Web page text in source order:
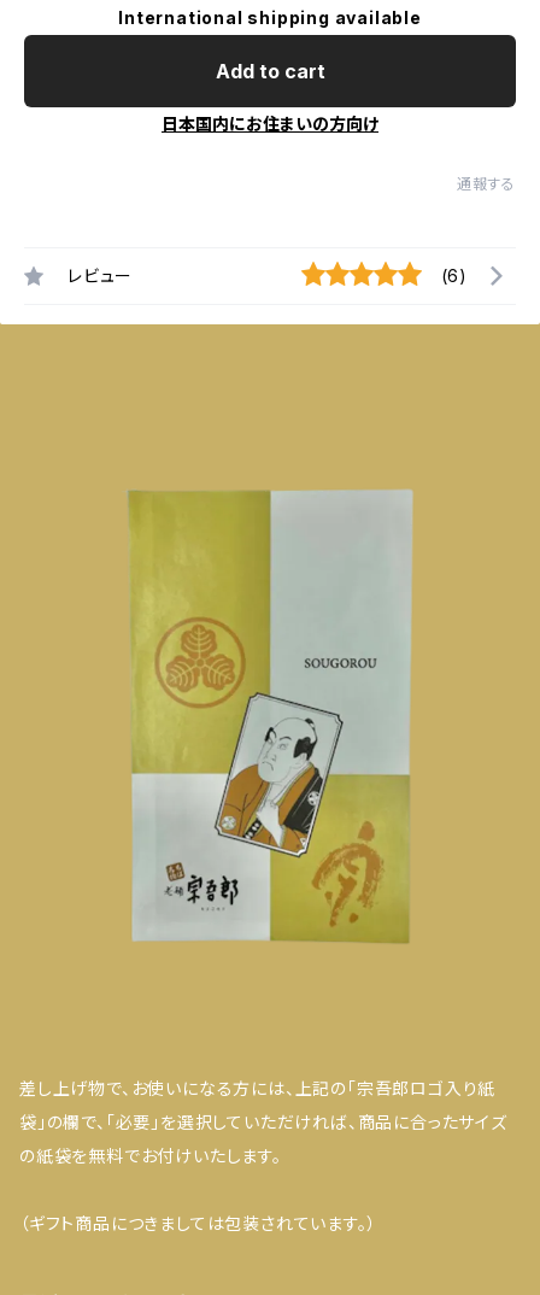
International shipping available
Add to cart
日本国内にお住まいの方向け
通報する
レビュー (6)
差し上げ物で、お使いになる方には、上記の「宗吾郎ロゴ入り紙
袋」の欄で、「必要」を選択していただければ、商品に合ったサイズ
の紙袋を無料でお付けいたします。
（ギフト商品につきましては包装されています。）